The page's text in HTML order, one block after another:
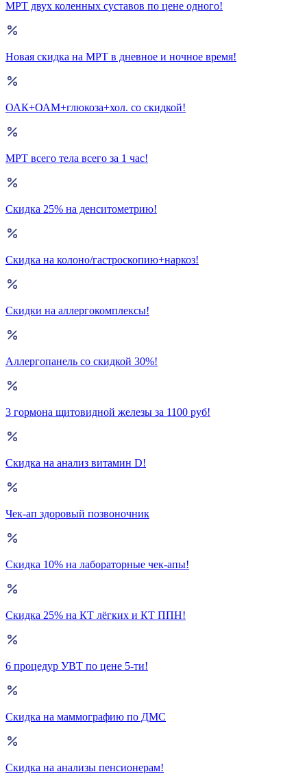
МРТ двух коленных суставов по цене одного!
Новая скидка на МРТ в дневное и ночное время!
ОАК+ОАМ+глюкоза+хол. со скидкой!
МРТ всего тела всего за 1 час!
Скидка 25% на денситометрию!
Скидка на колоно/гастроскопию+наркоз!
Скидки на аллергокомплексы!
Аллергопанель со скидкой 30%!
3 гормона щитовидной железы за 1100 руб!
Скидка на анализ витамин D!
Чек-ап здоровый позвоночник
Скидка 10% на лабораторные чек-апы!
Скидка 25% на КТ лёгких и КТ ППН!
6 процедур УВТ по цене 5-ти!
Скидка на маммографию по ДМС
Скидка на анализы пенсионерам!